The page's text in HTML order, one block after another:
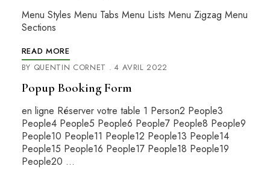
Menu Styles Menu Tabs Menu Lists Menu Zigzag Menu
Sections
READ MORE
BY QUENTIN CORNET 4 AVRIL 2022
Popup Booking Form
en ligne Réserver votre table 1 Person2 People3
People4 People5 People6 People7 People8 People9
People10 People11 People12 People13 People14
People15 People16 People17 People18 People19
People20 …